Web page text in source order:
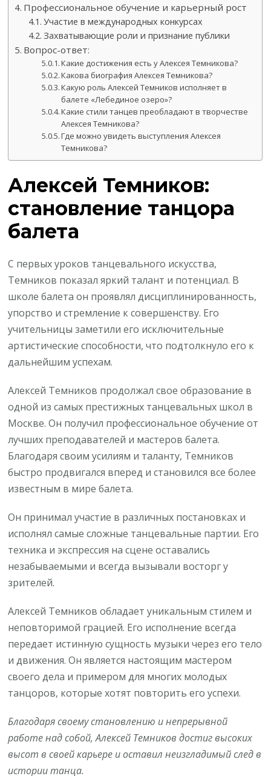
Профессиональное обучение и карьерный рост
Участие в международных конкурсах
Захватывающие роли и признание публики
Вопрос-ответ:
Какие достижения есть у Алексея Темникова?
Какова биография Алексея Темникова?
Какую роль Алексей Темников исполняет в
балете «Лебединое озеро»?
Какие стили танцев преобладают в творчестве
Алексея Темникова?
Где можно увидеть выступления Алексея
Темникова?
Алексей Темников:
становление танцора
балета
С первых уроков танцевального искусства,
Темников показал яркий талант и потенциал. В
школе балета он проявлял дисциплинированность,
упорство и стремление к совершенству. Его
учительницы заметили его исключительные
артистические способности, что подтолкнуло его к
дальнейшим успехам.
Алексей Темников продолжал свое образование в
одной из самых престижных танцевальных школ в
Москве. Он получил профессиональное обучение от
лучших преподавателей и мастеров балета.
Благодаря своим усилиям и таланту, Темников
быстро продвигался вперед и становился все более
известным в мире балета.
Он принимал участие в различных постановках и
исполнял самые сложные танцевальные партии. Его
техника и экспрессия на сцене оставались
незабываемыми и всегда вызывали восторг у
зрителей.
Алексей Темников обладает уникальным стилем и
неповторимой грацией. Его исполнение всегда
передает истинную сущность музыки через его тело
и движения. Он является настоящим мастером
своего дела и примером для многих молодых
танцоров, которые хотят повторить его успехи.
Благодаря своему становлению и непрерывной
работе над собой, Алексей Темников достиг высоких
высот в своей карьере и оставил неизгладимый след в
истории танца.